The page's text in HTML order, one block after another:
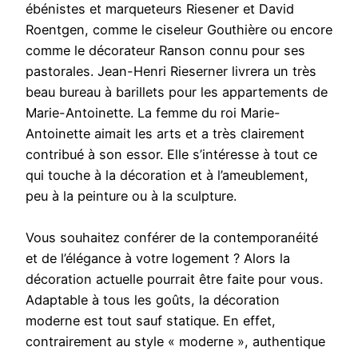
ébénistes et marqueteurs Riesener et David
Roentgen, comme le ciseleur Gouthière ou encore
comme le décorateur Ranson connu pour ses
pastorales. Jean-Henri Rieserner livrera un très
beau bureau à barillets pour les appartements de
Marie-Antoinette. La femme du roi Marie-
Antoinette aimait les arts et a très clairement
contribué à son essor. Elle s’intéresse à tout ce
qui touche à la décoration et à l’ameublement,
peu à la peinture ou à la sculpture.
Vous souhaitez conférer de la contemporanéité
et de l’élégance à votre logement ? Alors la
décoration actuelle pourrait être faite pour vous.
Adaptable à tous les goûts, la décoration
moderne est tout sauf statique. En effet,
contrairement au style « moderne », authentique